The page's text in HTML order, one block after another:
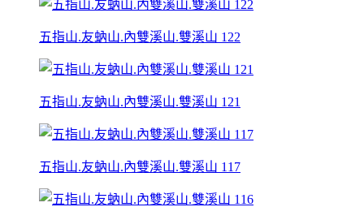
五指山.友蚋山.內雙溪山.雙溪山 122
五指山.友蚋山.內雙溪山.雙溪山 121
五指山.友蚋山.內雙溪山.雙溪山 117